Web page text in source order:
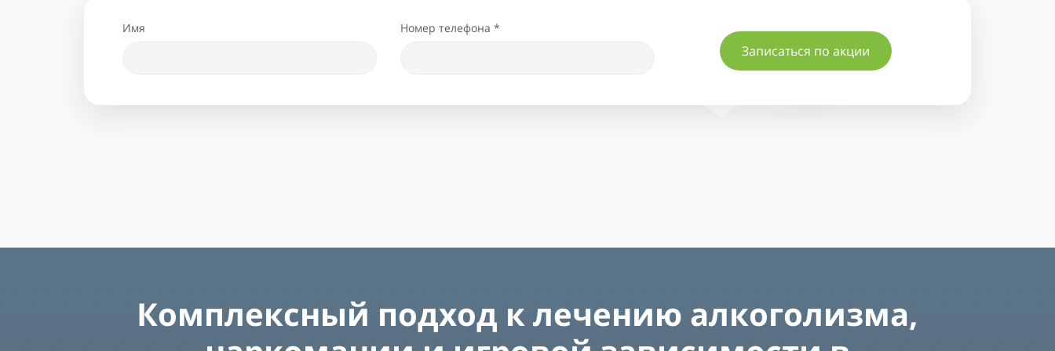
19
21 16
20
22
Имя Номер телефона *
Записаться по акции
Комплексный подход к лечению алкоголизма,